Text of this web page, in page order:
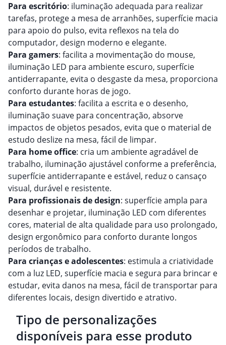
Para escritório: iluminação adequada para realizar
tarefas, protege a mesa de arranhões, superfície macia
para apoio do pulso, evita reflexos na tela do
computador, design moderno e elegante.
Para gamers: facilita a movimentação do mouse,
iluminação LED para ambiente escuro, superfície
antiderrapante, evita o desgaste da mesa, proporciona
conforto durante horas de jogo.
Para estudantes: facilita a escrita e o desenho,
iluminação suave para concentração, absorve
impactos de objetos pesados, evita que o material de
estudo deslize na mesa, fácil de limpar.
Para home office: cria um ambiente agradável de
trabalho, iluminação ajustável conforme a preferência,
superfície antiderrapante e estável, reduz o cansaço
visual, durável e resistente.
Para profissionais de design: superfície ampla para
desenhar e projetar, iluminação LED com diferentes
cores, material de alta qualidade para uso prolongado,
design ergonômico para conforto durante longos
períodos de trabalho.
Para crianças e adolescentes: estimula a criatividade
com a luz LED, superfície macia e segura para brincar e
estudar, evita danos na mesa, fácil de transportar para
diferentes locais, design divertido e atrativo.
Tipo de personalizações
disponíveis para esse produto